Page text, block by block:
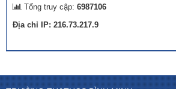
Tổng truy cập: 6987106
Địa chỉ IP: 216.73.217.9